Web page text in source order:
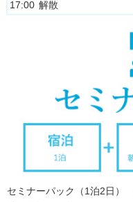
17:00 解散
セミナーパック（1泊2日）